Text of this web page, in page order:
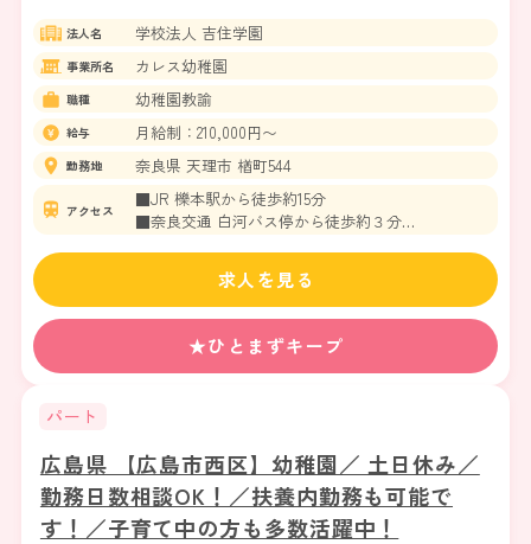
法人名 学校法人 吉住学園
事業所名 カレス幼稚園
職種 幼稚園教諭
給与 月給制：210,000円〜
勤務地 奈良県 天理市 楢町544
アクセス
■JR 櫟本駅から徒歩約15分
■奈良交通 白河バス停から徒歩約３分
★ひとまずキープ
求人を見る
パート
広島県 【広島市西区】幼稚園／ 土日休み／
勤務日数相談OK！／扶養内勤務も可能で
す！／子育て中の方も多数活躍中！